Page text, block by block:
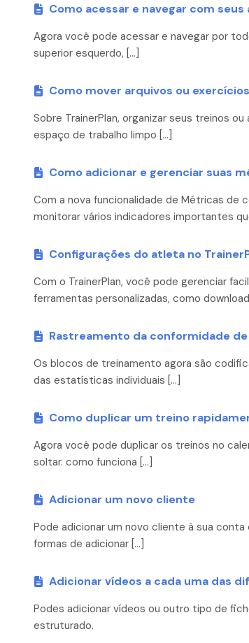
Como acessar e navegar com
Agora você pode acessar e navegar por
superior esquerdo, […]
Como mover arquivos ou
Sobre TrainerPlan, organizar seus treinos
espaço de trabalho limpo […]
Como adicionar e gerenciar suas
Com a nova funcionalidade de Métricas de
monitorar vários indicadores importantes
Configurações do atleta no
Com o TrainerPlan, você pode gerenciar
ferramentas personalizadas, como
Rastreamento da conformidade
Os blocos de treinamento agora são
das estatísticas individuais […]
Como duplicar um treino
Agora você pode duplicar os treinos no
soltar. como funciona […]
Adicionar um novo cliente
Pode adicionar um novo cliente à sua
formas de adicionar […]
Adicionar vídeos a cada uma das
Podes adicionar vídeos ou outro tipo de
estruturado.